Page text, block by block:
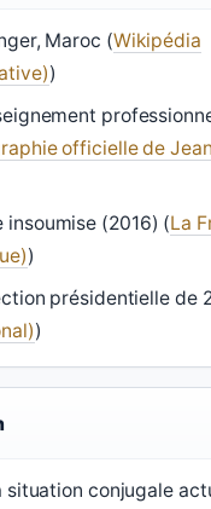
Maroc (Wikipédia
)
officielle de
insoumise (2016) (La
)
présidentielle de
)
situation conjugale